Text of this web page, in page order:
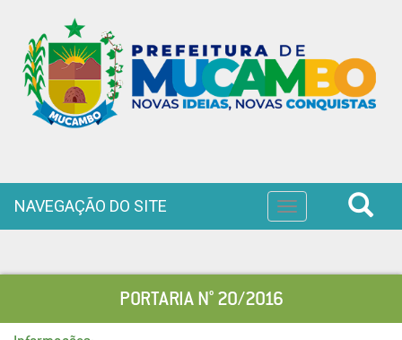
Toggle
navigation
NAVEGAÇÃO DO SITE
PORTARIA N° 20/2016